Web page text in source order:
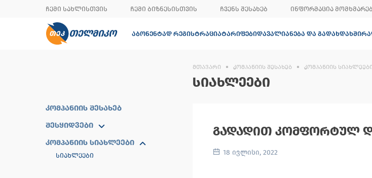
ᲩᲔᲛᲘ ᲡᲐᲮᲚᲘᲡᲗᲕᲘᲡ ᲩᲔᲛᲘ ᲑᲘᲖᲜᲔᲡᲘᲡᲗᲕᲘᲡ ᲩᲕᲔᲜᲡ ᲨᲔᲡᲐᲮᲔᲑ ᲘᲜᲤᲝᲠᲛᲐᲪᲘᲐ
ᲗᲔᲚᲛᲘᲙᲝ ᲐᲑᲝᲜᲔᲜᲢᲐᲓ ᲠᲔᲒᲘᲡᲢᲠᲐᲪᲘᲐᲢᲐᲠᲘᲤᲔᲑᲘᲓᲐᲕᲐᲚᲘᲐᲜᲔᲑᲐ ᲓᲐ ᲒᲐᲓᲐᲮᲓᲐ
ᲛᲗᲐᲕᲐᲠᲘ ᲙᲝᲛᲞᲐᲜᲘᲘᲡ ᲨᲔᲡᲐᲮᲔᲑ ᲙᲝᲛᲞᲐᲜᲘᲘᲡ
ᲡᲘᲐᲮᲚᲔᲔᲑᲘ
ᲙᲝᲛᲞᲐᲜᲘᲘᲡ ᲨᲔᲡᲐᲮᲔᲑ
ᲨᲔᲡᲧᲘᲓᲕᲔᲑᲘ
ᲙᲝᲛᲞᲐᲜᲘᲘᲡ ᲡᲘᲐᲮᲚᲔᲔᲑᲘ
ᲡᲘᲐᲮᲚᲔᲔᲑᲘ
ᲒᲐᲓᲐᲓᲘᲗ ᲙᲝᲛᲤᲝᲠᲢᲣᲚ
18 ივლისი, 2022